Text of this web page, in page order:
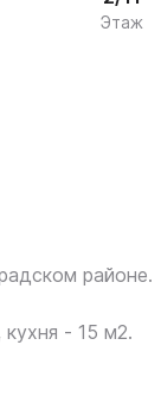
Этаж
районе.
- 15 м2.